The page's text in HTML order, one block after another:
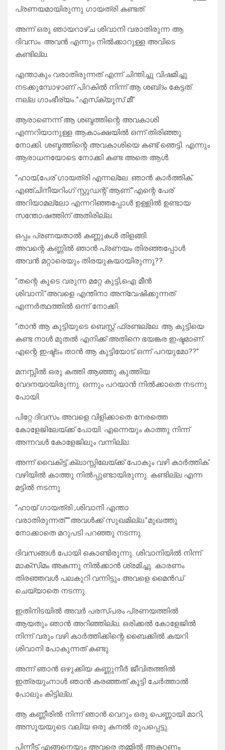
പ്രണയമായിരുന്നു ഗായത്രി കണ്ടത്.
അന്ന് ഒരു ഞായറാഴ്ച ശിവാനി വരാതിരുന്ന ആ
ദിവസം. അവൻ എന്നും നിൽക്കാറുള്ള അവിടെ
കണ്ടില്ല.
എന്താകും വരാതിരുന്നത് എന്ന് ചിന്തിച്ചു വിഷമിച്ചു
നടക്കുമ്പോഴാണ് പിറകിൽ നിന്ന് ആ ശബ്‌ദം കേട്ടത്.
നല്ല ഗാംഭീര്യം..”എസ്‌ക്യൂസ് മീ”
ആരാണെന്ന് ആ ശബ്ദത്തിന്റെ അവകാശി
എന്നറിയാനുള്ള ആകാംക്ഷയിൽ ഒന്ന് തിരിഞ്ഞു
നോക്കി. ശബ്ദത്തിന്റെ അവകാശിയെ കണ്ട് ഞെട്ടി. എന്നും
ആരാധനയോടെ നോക്കി കണ്ട അതെ ആൾ.
“ഹായ്,പേര് ഗായത്രി എന്നല്ലേ. ഞാൻ കാർത്തിക്.
എഞ്ചിനീയറിംഗ് സ്റ്റുഡന്റ് ആണ്.”എന്റെ പേര്
അറിയാമല്ലോ എന്നറിഞ്ഞപ്പോൾ ഉള്ളിൽ ഉണ്ടായ
സന്തോഷത്തിന് അതിരില്ല.
ഒപ്പം പ്രണയതാൽ കണ്ണുകൾ തിളങ്ങി.
അവന്റെ കണ്ണിൽ ഞാൻ പ്രണയം തിരഞ്ഞപ്പോൾ
അവൻ മറ്റാരെയും തിരയുകയായിരുന്നു??
“തന്റെ കൂടെ വരുന്ന മറ്റേ കുട്ടി,ഐ മീൻ
ശിവാനി.”അവളെ എന്തിനാ അന്വേഷിക്കുന്നത്
എന്നർത്ഥത്തിൽ ഒന്ന് നോക്കി.
“താൻ ആ കുട്ടിയുടെ ബെസ്റ്റ് ഫ്രണ്ടല്ലേ. ആ കുട്ടിയെ
കണ്ട നാൾ മുതൽ എനിക്ക് അതിനെ ഭയങ്കര ഇഷ്ടമാണ്.
എന്റെ ഇഷ്ട്ടം താൻ ആ കുട്ടിയോട് ഒന്ന് പറയുമോ??”
മനസ്സിൽ ഒരു കത്തി ആഞ്ഞു കുത്തിയ
വേദനയായിരുന്നു. ഒന്നും പറയാൻ നിൽക്കാതെ നടന്നു
പോയി.
പിറ്റേ ദിവസം അവളെ വിളിക്കാതെ നേരത്തെ
കോളേജിലേയ്ക്ക് പോയി. എന്നെയും കാത്തു നിന്ന്
അന്നവൾ കോളേജിലും വന്നില്ല.
അന്ന് വൈകിട്ട് ക്ലാസ്സിലേയ്ക്ക് പോകും വഴി കാർത്തിക്
വഴിയിൽ കാത്തു നിൽപ്പുണ്ടായിരുന്നു. കണ്ടില്ല എന്ന
മട്ടിൽ നടന്നു.
“ഹായ് ഗായത്രി ,ശിവാനി എന്താ
വരാതിരുന്നത്.””അവൾക്ക് സുഖമില്ല.”മുഖത്തു
നോക്കാതെ മറുപടി പറഞ്ഞു നടന്നു.
ദിവസങ്ങൾ പോയി കൊണ്ടിരുന്നു. ശിവാനിയിൽ നിന്ന്
മാക്സിമം അകന്നു നിൽക്കാൻ ശ്രമിച്ചു. കാരണം
തിരഞ്ഞവൾ പലകുറി വന്നിട്ടും അവളെ മൈൻഡ്
ചെയ്യാതെ നടന്നു.
ഇതിനിടയിൽ അവർ പരസ്പരം പ്രണയത്തിൽ
ആയതും ഞാൻ അറിഞ്ഞില്ല. ഒരിക്കൽ കോളേജിൽ
നിന്ന് വരും വഴി കാർത്തിക്കിന്റെ ബൈക്കിൽ കയറി
ശിവാനി പോകുന്നത് കണ്ടു.
അന്ന് ഞാൻ ഒഴുക്കിയ കണ്ണുനീർ ജീവിതത്തിൽ
ഇത്രയുംനാൾ ഞാൻ കരഞ്ഞത് കൂട്ടി ചേർത്താൽ
പോലും കിട്ടില്ല.
ആ കണ്ണീരിൽ നിന്ന് ഞാൻ വെറും ഒരു പെണ്ണായി മാറി,
അസൂയയുടെ വലിയ ഒരു കനൽ രൂപപ്പെട്ടു.
പിന്നീട് എങ്ങനെയും അവരെ തമ്മിൽ അകറ്റണം